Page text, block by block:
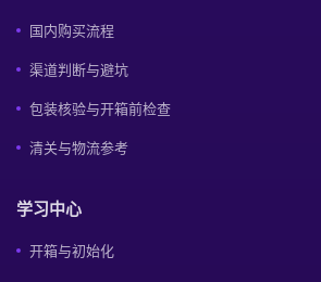
国内购买流程
渠道判断与避坑
包装核验与开箱前检查
清关与物流参考
学习中心
开箱与初始化